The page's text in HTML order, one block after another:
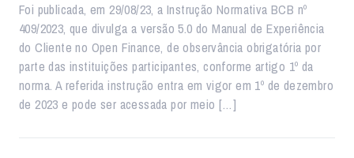
Foi publicada, em 29/08/23, a Instrução Normativa BCB nº
409/2023, que divulga a versão 5.0 do Manual de Experiência
do Cliente no Open Finance, de observância obrigatória por
parte das instituições participantes, conforme artigo 1º da
norma. A referida instrução entra em vigor em 1º de dezembro
de 2023 e pode ser acessada por meio […]